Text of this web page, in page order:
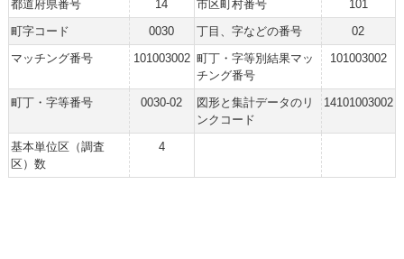
都道府県番号 14 市区町村番号
101
町字コード
0030 丁目、字などの番号
02
マッチング番号
101003002 町丁・字等別結果マッ
チング番号
101003002
町丁・字等番号 0030-02
図形と集計データのリ
ンクコード
14101003002
基本単位区（調査
区）数
4